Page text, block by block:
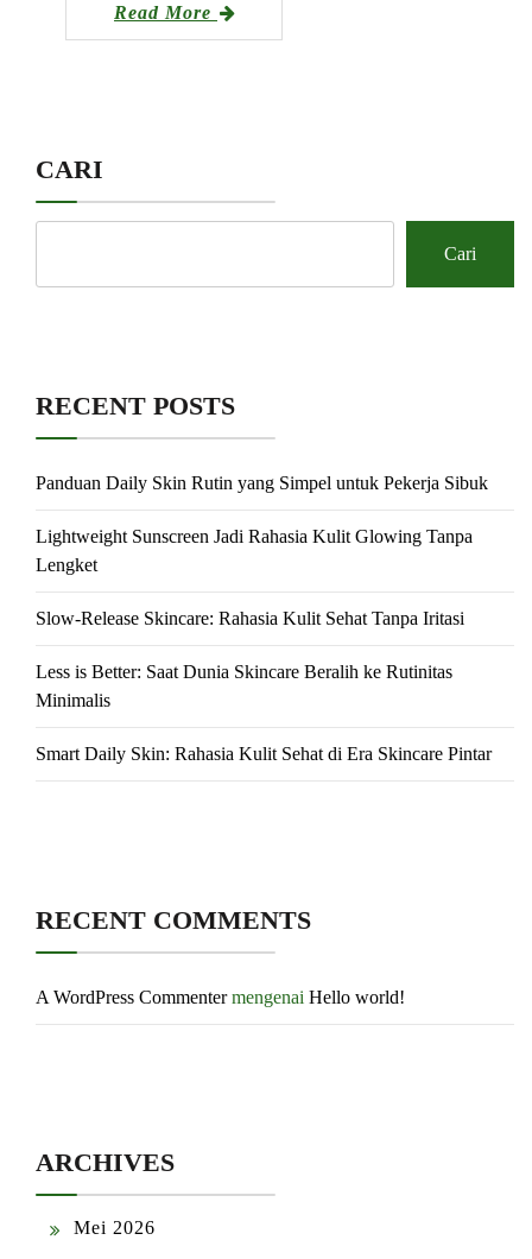
Read More
CARI
Cari
RECENT POSTS
Panduan Daily Skin Rutin yang Simpel untuk Pekerja Sibuk
Lightweight Sunscreen Jadi Rahasia Kulit Glowing Tanpa
Lengket
Slow-Release Skincare: Rahasia Kulit Sehat Tanpa Iritasi
Less is Better: Saat Dunia Skincare Beralih ke Rutinitas
Minimalis
Smart Daily Skin: Rahasia Kulit Sehat di Era Skincare Pintar
RECENT COMMENTS
A WordPress Commentermengenai Hello world!
ARCHIVES
Mei 2026